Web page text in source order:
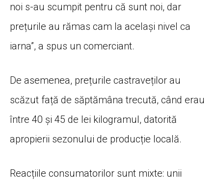
noi s-au scumpit pentru că sunt noi, dar
prețurile au rămas cam la același nivel ca
iarna”, a spus un comerciant.
De asemenea, prețurile castraveților au
scăzut față de săptămâna trecută, când erau
între 40 și 45 de lei kilogramul, datorită
apropierii sezonului de producție locală.
Reacțiile consumatorilor sunt mixte: unii